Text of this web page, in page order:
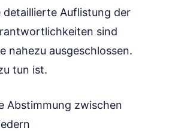
detaillierte Auflistung der
sind
nahezu ausgeschlossen.
tun ist.
Abstimmung zwischen